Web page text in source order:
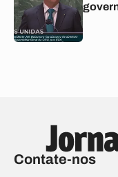
Contate-nos